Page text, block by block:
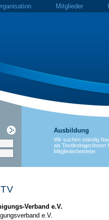
Mitglieder
Verband e.V.
e.V.
Ausbildung
Wir suchen ständig
als Textilreiniger/innen
Mitgliederbetriebe.